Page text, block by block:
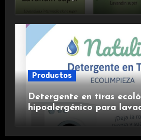
Productos
Detergente en tiras
hipoalergénico para
suavizante incluido y